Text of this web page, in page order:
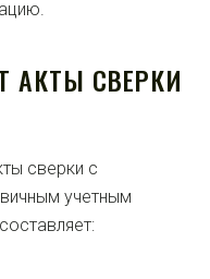
АКТЫ СВЕРКИ
сверки с
учетным